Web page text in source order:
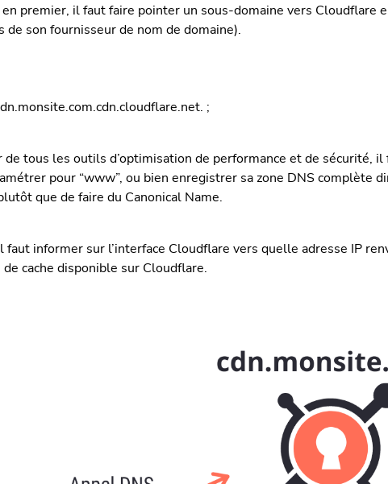
en premier, il faut faire pointer un sous-domaine vers Cloudflare
de son fournisseur de nom de domaine).
;
tous les outils d’optimisation de performance et de sécurité, il
pour “www”, ou bien enregistrer sa zone DNS complète
que de faire du Canonical Name.
informer sur l’interface Cloudflare vers quelle adresse IP
de cache disponible sur Cloudflare.